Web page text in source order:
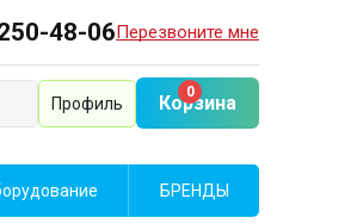
48-06Перезвоните мне
Профиль
0
Корзина
БРЕНДЫ